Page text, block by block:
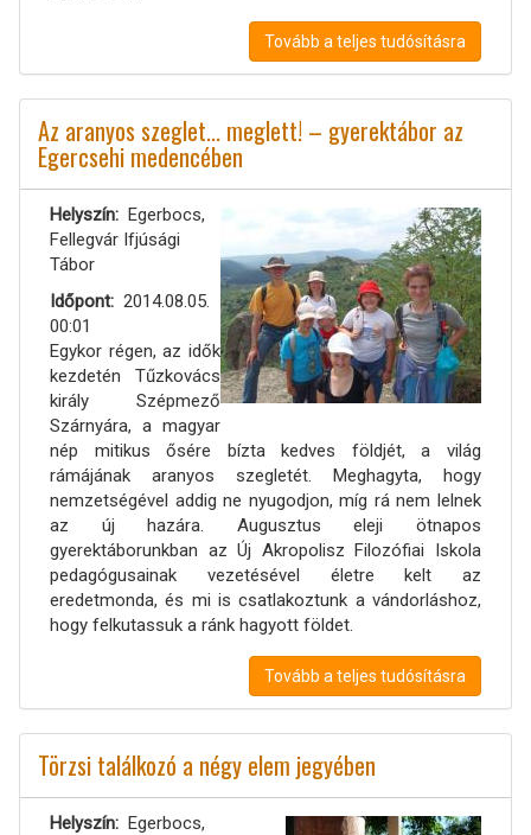
Tovább a teljes tudósításra
Az aranyos szeglet... meglett! – gyerektábor az
Egercsehi medencében
Helyszín
Egerbocs,
Fellegvár Ifjúsági
Tábor
Időpont
2014.08.05.
00:01
Egykor régen, az idők
kezdetén Tűzkovács
király Szépmező
Szárnyára, a magyar
nép mitikus ősére bízta kedves földjét, a világ
rámájának aranyos szegletét. Meghagyta, hogy
nemzetségével addig ne nyugodjon, míg rá nem lelnek
az új hazára. Augusztus eleji ötnapos
gyerektáborunkban az Új Akropolisz Filozófiai Iskola
pedagógusainak vezetésével életre kelt az
eredetmonda, és mi is csatlakoztunk a vándorláshoz,
hogy felkutassuk a ránk hagyott földet.
Tovább a teljes tudósításra
Törzsi találkozó a négy elem jegyében
Helyszín
Egerbocs,